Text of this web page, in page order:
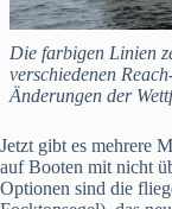
Die farbigen Linien
verschiedenen
Änderungen der
Jetzt gibt es mehrere
auf Booten mit nicht
Optionen sind die